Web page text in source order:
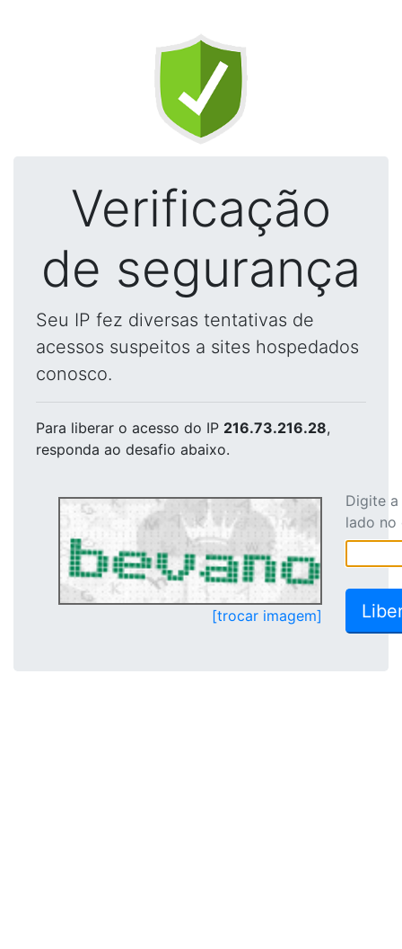
Verificação
de segurança
Seu IP fez diversas tentativas de
acessos suspeitos a sites hospedados
conosco.
Para liberar o acesso do IP 216.73.216.28,
responda ao desafio abaixo.
[trocar imagem]
Digite
lado no